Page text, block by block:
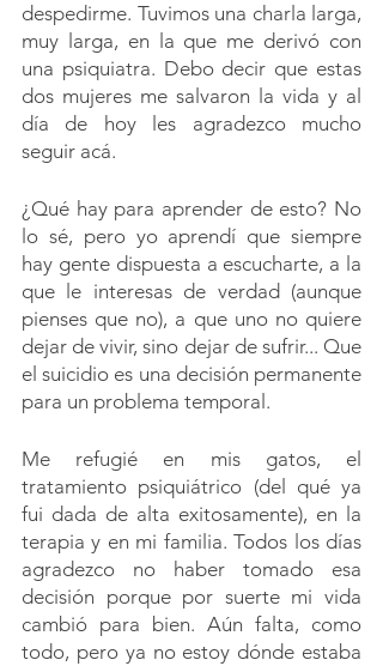
despedirme. Tuvimos una charla larga,
muy larga, en la que me derivó con
una psiquiatra. Debo decir que estas
dos mujeres me salvaron la vida y al
día de hoy les agradezco mucho
seguir acá.
¿Qué hay para aprender de esto? No
lo sé, pero yo aprendí que siempre
hay gente dispuesta a escucharte, a la
que le interesas de verdad (aunque
pienses que no), a que uno no quiere
dejar de vivir, sino dejar de sufrir... Que
el suicidio es una decisión permanente
para un problema temporal.
Me refugié en mis gatos, el
tratamiento psiquiátrico (del qué ya
fui dada de alta exitosamente), en la
terapia y en mi familia. Todos los días
agradezco no haber tomado esa
decisión porque por suerte mi vida
cambió para bien. Aún falta, como
todo, pero ya no estoy dónde estaba